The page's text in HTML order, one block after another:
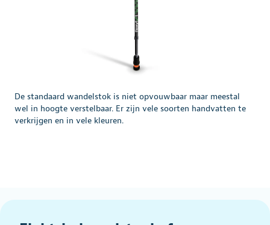
De standaard wandelstok is niet opvouwbaar maar meestal
wel in hoogte verstelbaar. Er zijn vele soorten handvatten te
verkrijgen en in vele kleuren.